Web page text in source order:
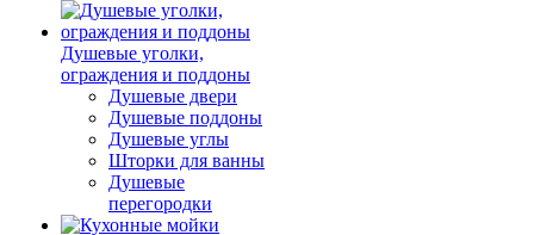
Душевые уголки,
ограждения и поддоны
Душевые двери
Душевые поддоны
Душевые углы
Шторки для ванны
Душевые
перегородки